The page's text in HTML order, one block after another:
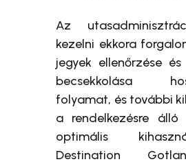
Az
kezelni ekkora
jegyek ellenőrzése
becsekkolása
folyamat, és további
a rendelkezésre álló
optimális
Destination